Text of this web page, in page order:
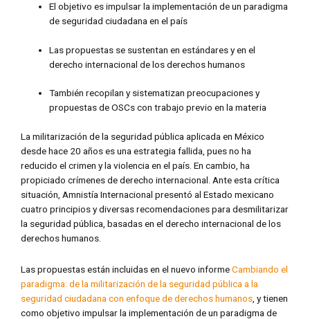
El objetivo es impulsar la implementación de un paradigma
de seguridad ciudadana en el país
Las propuestas se sustentan en estándares y en el
derecho internacional de los derechos humanos
También recopilan y sistematizan preocupaciones y
propuestas de OSCs con trabajo previo en la materia
La militarización de la seguridad pública aplicada en México
desde hace 20 años es una estrategia fallida, pues no ha
reducido el crimen y la violencia en el país. En cambio, ha
propiciado crímenes de derecho internacional. Ante esta crítica
situación, Amnistía Internacional presentó al Estado mexicano
cuatro principios y diversas recomendaciones para desmilitarizar
la seguridad pública, basadas en el derecho internacional de los
derechos humanos.
Las propuestas están incluidas en el nuevo informeCambiando el
paradigma: de la militarización de la seguridad pública a la
seguridad ciudadana con enfoque de derechos humanos , y tienen
como objetivo impulsar la implementación de un paradigma de